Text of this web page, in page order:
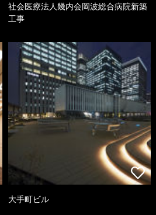
社会医療法人幾内会岡波総合病院新築
工事
大手町ビル